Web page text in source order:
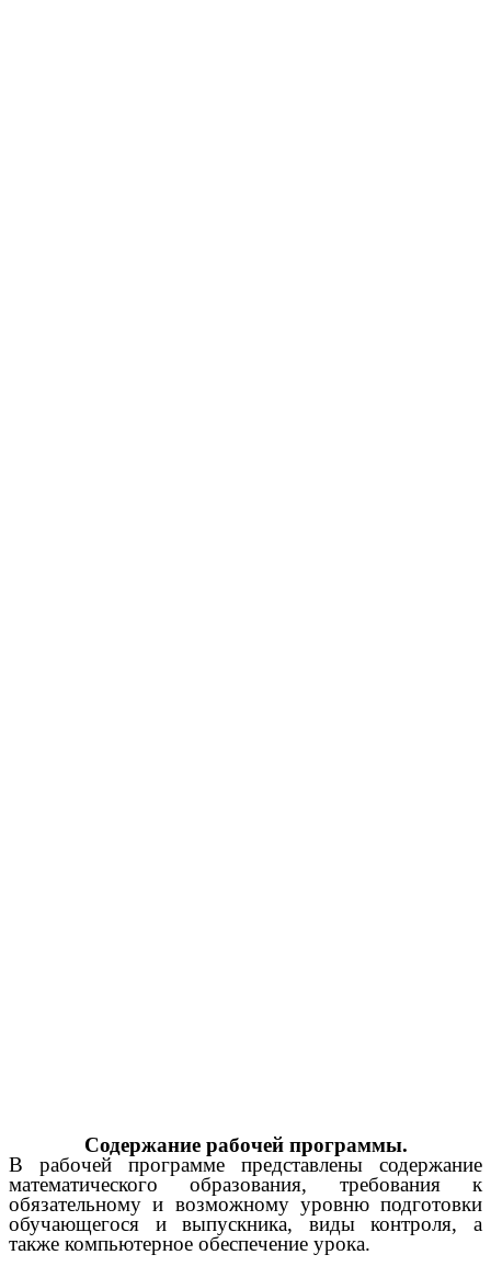
Содержание рабочей программы.
В рабочей программе представлены содержание
математического образования, требования к
обязательному и возможному уровню подготовки
обучающегося и выпускника, виды контроля, а
также компьютерное обеспечение урока.